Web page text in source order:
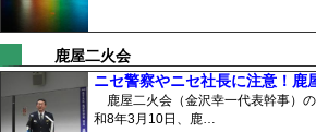
鹿屋二火会
ニセ警察やニセ社長に注意！
鹿屋二火会（金沢幸一代表幹事）
和8年3月10日、鹿…